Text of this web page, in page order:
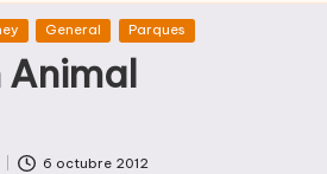
General Parques
Animal
6 octubre 2012